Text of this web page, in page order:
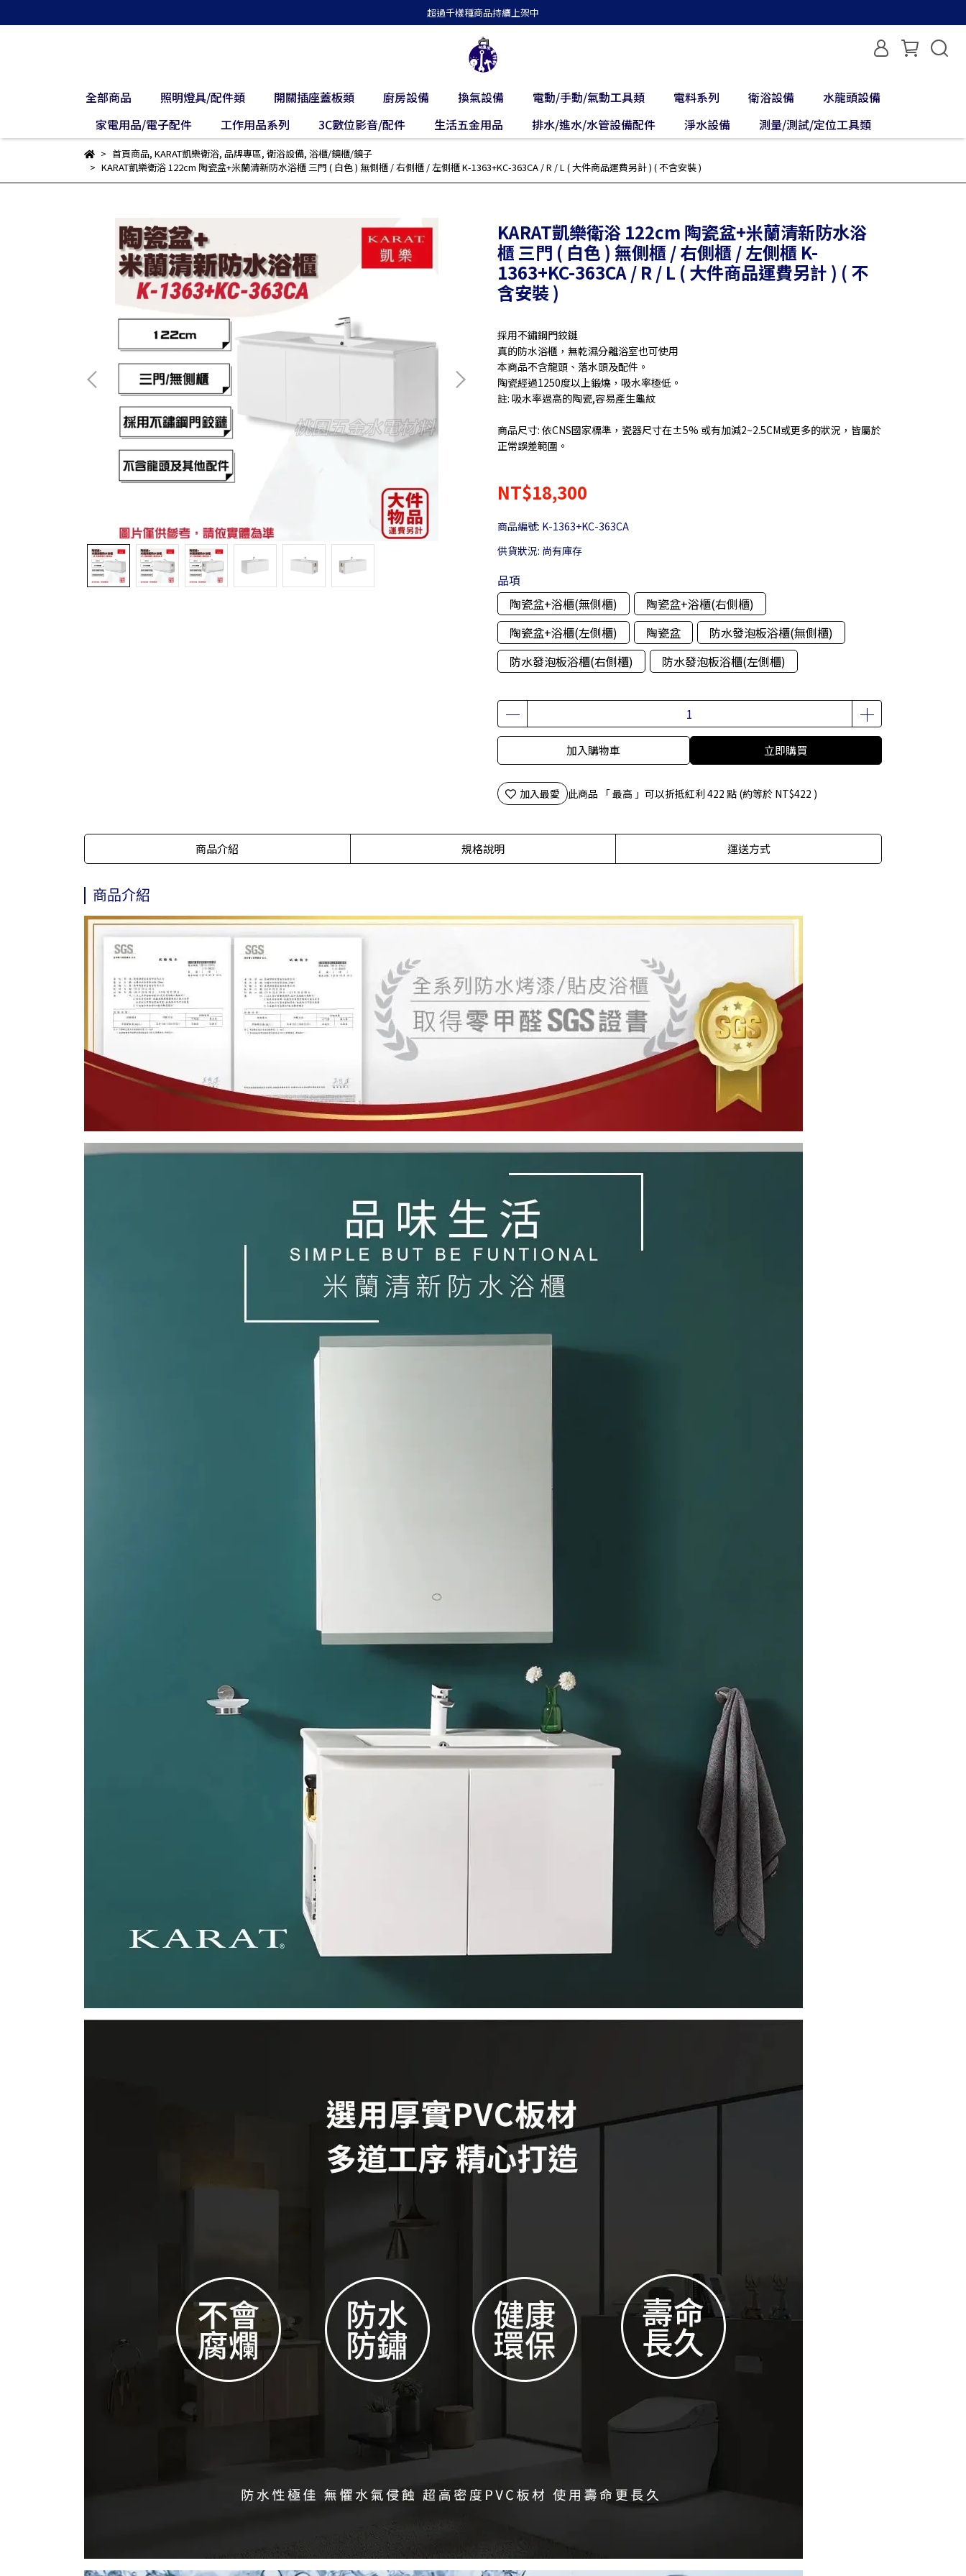
超過千樣種商品持續上架中
全部商品 照明燈具/配件類 開關插座蓋板類 廚房設備 換氣設備 電動/手動/氣動工具類 電料系列 衛浴設備
水龍頭設備
家電用品/電子配件
工作用品系列 3C數位影音/配件 生活五金用品 排水/進水/水管設備配件 淨水設備 測量/測試/定位工具類
首頁商品, KARAT凱樂衛浴, 品牌專區, 衛浴設備, 浴櫃/鏡櫃/鏡子
KARAT凱樂衛浴 122cm 陶瓷盆+米蘭清新防水浴櫃 三門 ( 白色 ) 無側櫃 / 右側櫃 / 左側櫃 K-1363+KC-363CA / R / L ( 大件商品運費另計 ) ( 不含安裝 )
KARAT凱樂衛浴 122cm 陶瓷盆+米蘭清新防水浴
櫃 三門 ( 白色 ) 無側櫃 / 右側櫃 / 左側櫃 K-
1363+KC-363CA / R / L ( 大件商品運費另計 ) ( 不
含安裝 )
採用不鏽鋼門鉸鏈
真的防水浴櫃，無乾濕分離浴室也可使用
本商品不含龍頭、落水頭及配件。
陶瓷經過1250度以上鍛燒，吸水率極低。
註: 吸水率過高的陶瓷,容易產生龜紋
商品尺寸: 依CNS國家標準，瓷器尺寸在±5% 或有加減2~2.5CM或更多的狀況，皆屬於
正常誤差範圍。
NT$18,300
商品編號: K-1363+KC-363CA
供貨狀況: 尚有庫存
品項
陶瓷盆+浴櫃(無側櫃)
陶瓷盆+浴櫃(右側櫃)
陶瓷盆+浴櫃(左側櫃)
陶瓷盆
防水發泡板浴櫃(無側櫃)
防水發泡板浴櫃(右側櫃)
防水發泡板浴櫃(左側櫃)
加入購物車 立即購買
加入最愛 此商品 「 最高 」可以折抵紅利 422 點 (約等於 NT$422 )
商品介紹 規格說明 運送方式
商品介紹